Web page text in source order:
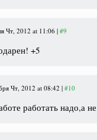
Чт, 2012 at 11:06 |#9
+5
Чт, 2012 at 08:42 |#10
работать надо,а